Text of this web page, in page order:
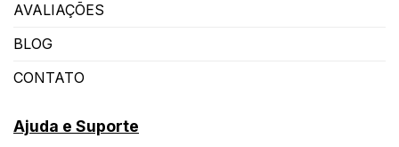
AVALIAÇÕES
BLOG
CONTATO
Ajuda e Suporte